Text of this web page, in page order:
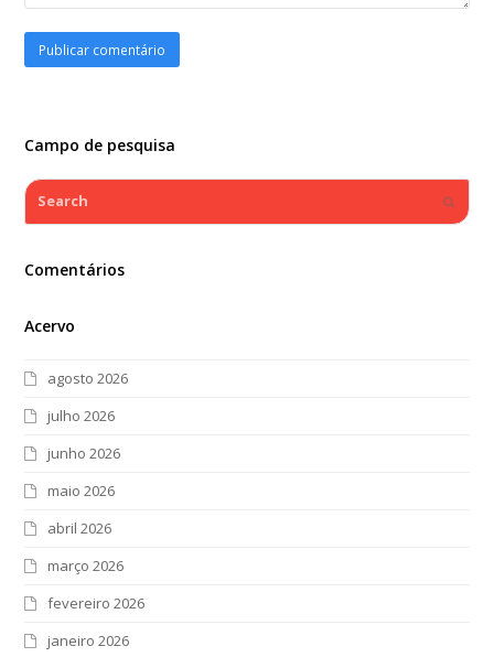
Campo de pesquisa
Search
Comentários
Acervo
agosto 2026
julho 2026
junho 2026
maio 2026
abril 2026
março 2026
fevereiro 2026
janeiro 2026